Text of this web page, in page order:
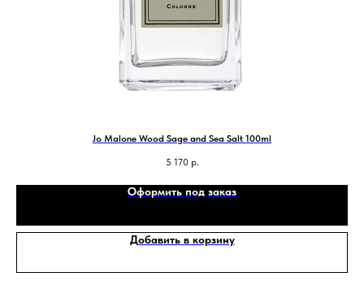
Jo Malone Wood Sage and Sea Salt 100ml
5 170 р.
Оформить под заказ
Добавить в корзину